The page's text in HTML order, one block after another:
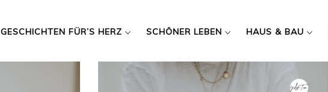
GESCHICHTEN FÜR’S HERZ SCHÖNER LEBEN HAUS & BAU